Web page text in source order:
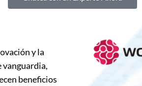
y la
vanguardia,
beneficios